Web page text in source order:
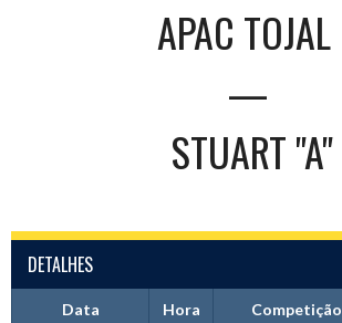
APAC TOJAL
—
STUART "A"
DETALHES
Data Hora Competição